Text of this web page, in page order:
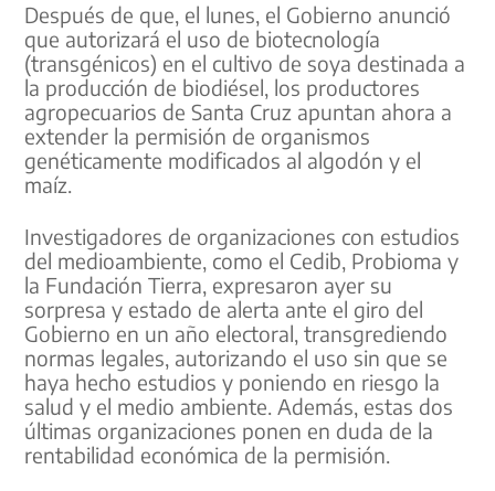
Después de que, el lunes, el Gobierno anunció
que autorizará el uso de biotecnología
(transgénicos) en el cultivo de soya destinada a
la producción de biodiésel, los productores
agropecuarios de Santa Cruz apuntan ahora a
extender la permisión de organismos
genéticamente modificados al algodón y el
maíz.
Investigadores de organizaciones con estudios
del medioambiente, como el Cedib, Probioma y
la Fundación Tierra, expresaron ayer su
sorpresa y estado de alerta ante el giro del
Gobierno en un año electoral, transgrediendo
normas legales, autorizando el uso sin que se
haya hecho estudios y poniendo en riesgo la
salud y el medio ambiente. Además, estas dos
últimas organizaciones ponen en duda de la
rentabilidad económica de la permisión.